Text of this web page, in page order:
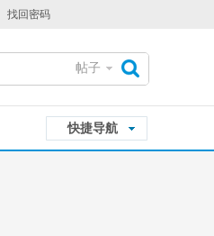
找回密码
帖子
快捷导航